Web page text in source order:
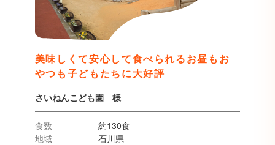
美味しくて安心して食べられるお昼もお
やつも子どもたちに大好評
さいねんこども園 様
食数
約130食
地域
石川県